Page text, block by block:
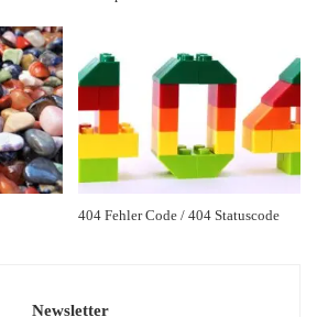
404 Fehler Code / 404 Statuscode
Newsletter